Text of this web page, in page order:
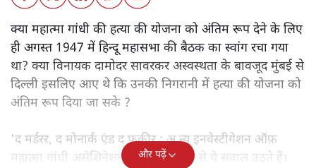
क्या महात्मा गांधी की हत्या की योजना को अंतिम रूप देने के लिए
ही अगस्त 1947 में हिन्दू महासभा की बैठक का स्वांग रचा गया
था? क्या विनायक दामोदर सावरकर अस्वस्थता के बावजूद मुंबई से
दिल्ली इसलिए आए थे कि उनकी निगरानी में हत्या की योजना को
अंतिम रूप दिया जा सके ?
'द मर्डरर, द मोनार्क एंड द फ़कीर : अ न्यू इनवेस्टीगेशन ऑफ़
महात्मा गांधी असेशिनेशन' नामक किताब से ये सवाल उठते हैं।
और पढ़ें